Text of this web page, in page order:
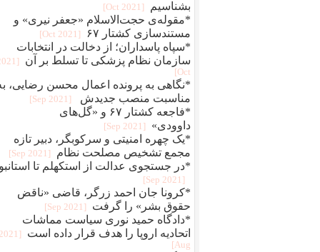
بشناسیم
[2021 Oct]
*مقوله‌ی حجت‌الاسلام «جعفر نیری» و
مستند‌سازی کشتار ۶۷
[2021 Oct]
*سپاه پاسداران؛ از دخالت در انتخابات
سازمان نظام پزشکی تا تسلط بر آن
Oct]
*نگاهی به پرونده اعمال محسن رضایی،
مناسبت منصب جدیدش
[2021 Sep]
*فاجعه کشتار ۶۷ و «گل‌های
داوودی»
[2021 Sep]
*یک چهره‌‌ امنیتی و سرکوبگر، دبیر تازه
مجمع تشخیص مصلحت نظام
[2021 Sep]
*در جستجوی عدالت از استکهلم تا
[2021 Sep]
*کرونا جان احمد زرگر، قاضی «ناقض
حقوق بشر» را گرفت
[2021 Sep]
*دادگاه حمید نوری سیاست مماشات
اتحادیه اروپا را هدف قرار داده است
Aug]